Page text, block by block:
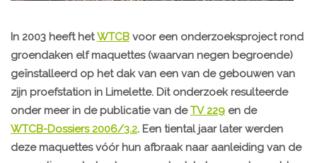
In 2003 heeft hetWTCB voor een onderzoeksproject rond
groendaken elf maquettes (waarvan negen begroende)
geïnstalleerd op het dak van een van de gebouwen van
zijn proefstation in Limelette. Dit onderzoek resulteerde
onder meer in de publicatie van deTV 229 en de
WTCB-Dossiers 2006/3.2. Een tiental jaar later werden
deze maquettes vóór hun afbraak naar aanleiding van de